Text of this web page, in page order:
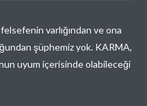
varlığından ve ona
şüphemiz yok. KARMA,
uyum içerisinde olabileceği